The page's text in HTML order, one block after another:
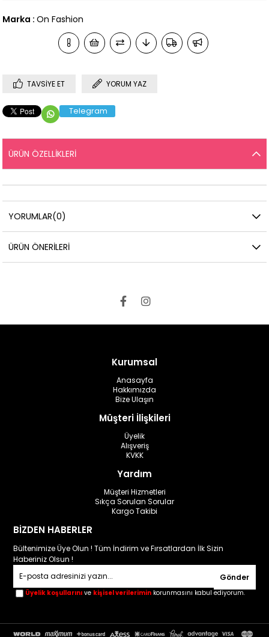
Marka : On Fashion
TAVSIYE ET YORUM YAZ
Telegram
ÜRÜN ÖZELLIKLERI
YORUMLAR(0)
ÜRÜN ÖNERILERI
Kurumsal
Anasayfa
Hakkımızda
Bize Ulaşın
Müşteri İlişkileri
Üyelik
Alışveriş
KVKK
Yardım
Müşteri Hizmetleri
Sıkça Sorulan Sorular
Kargo Takibi
BİZDEN HABERLER
Bültenimize Üye Olun ! Tüm İndirim ve Fırsatlardan İlk Sizin
Haberiniz Olsun !
Gönder
Üyelik koşullarını ve kişisel verilerimin korunmasını kabul ediyorum.